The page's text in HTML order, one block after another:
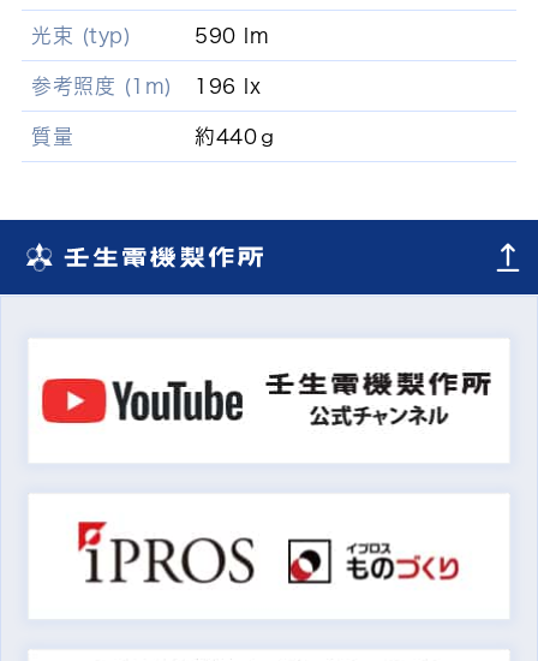
光束 (typ) 590 lm
参考照度 (1m) 196 lx
質量 約440ｇ